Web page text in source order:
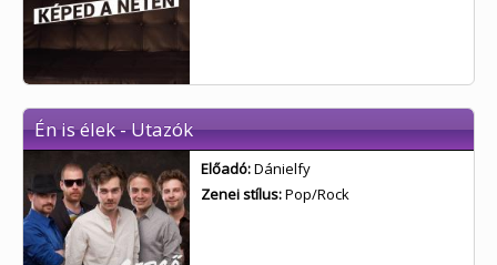
Én is élek - Utazók
Előadó:Dánielfy
Zenei stílus:Pop/Rock